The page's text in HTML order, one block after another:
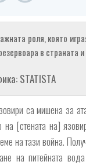
роля, която
в страната
STATISTA
са мишена за
на [стената на]
на тази война.
на питейната